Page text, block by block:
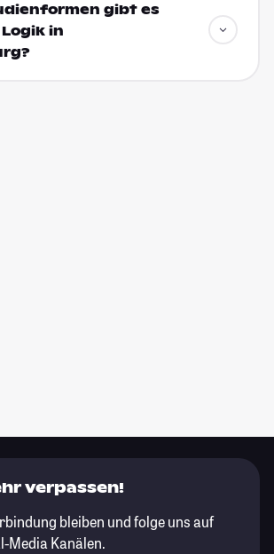
gibt es
in
verpassen!
bleiben und folge uns auf
Media Kanälen.